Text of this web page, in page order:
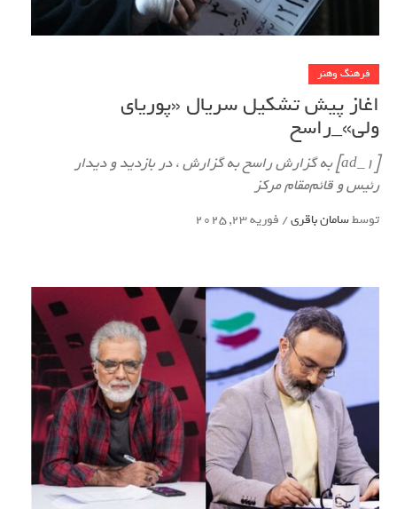
فرهنگ وهنر
اغاز پیش تشکیل سریال «پوریای
ولی»_راسخ
[ad_1] به گزارش راسخ به گزارش ، در بازدید و دیدار
رئیس و قائم‌مقام مرکز
توسطسامان باقری/ فوریه 23, 2025